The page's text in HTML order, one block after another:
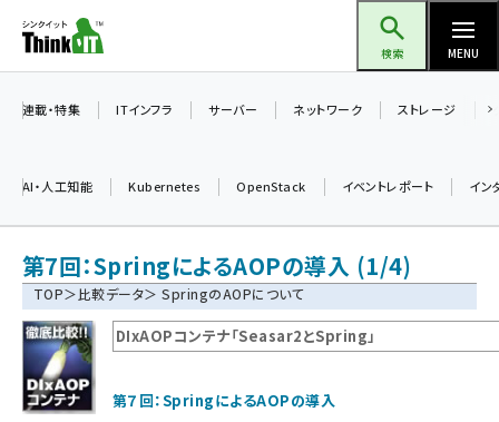
ン
ツ
検索 MENU
ai (2486)
加藤銘のチーム貢献～仲間と築いた勝利の絆～ (2308)
iot女子会 (2273)
北海道をのんびり旅する晴山佳須夫のヒント集！ (2025)
drupal (1947)
連載・特集 ITインフラ サーバー ネットワーク ストレージ
AI・人工知能 Kubernetes OpenStack イベントレポート イン
第7回：SpringによるAOPの導入 (1/4)
TOP＞比較データ＞ SpringのAOPについて
DIxAOPコンテナ「Seasar2とSpring」
第７回：SpringによるAOPの導入